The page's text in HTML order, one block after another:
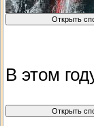
В этом